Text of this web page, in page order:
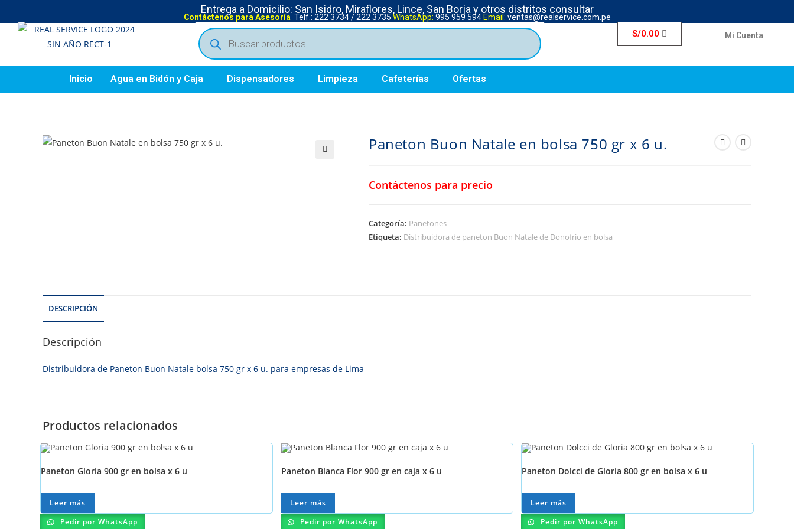
Entrega a Domicilio: San Isidro, Miraflores, Lince, San Borja y otros distritos consultar
Contáctenos para Asesoría Telf.: 222 3734 / 222 3735 WhatsApp: 995 959 594 Email: ventas@realservice.com.pe
S/0.00 Mi Cuenta
Inicio Agua en Bidón y Caja Dispensadores Limpieza Cafeterías Ofertas
Paneton Buon Natale en bolsa 750 gr x 6 u.
Contáctenos para precio
Categoría: Panetones
Etiqueta: Distribuidora de paneton Buon Natale de Donofrio en bolsa
DESCRIPCIÓN
Descripción
Distribuidora de Paneton Buon Natale bolsa 750 gr x 6 u. para empresas de Lima
Productos relacionados
Paneton Gloria 900 gr en bolsa x 6 u
Leer más
Pedir por WhatsApp
Paneton Blanca Flor 900 gr en caja x 6 u
Leer más
Pedir por WhatsApp
Paneton Dolcci de Gloria 800 gr en bolsa x 6 u
Leer más
Pedir por WhatsApp